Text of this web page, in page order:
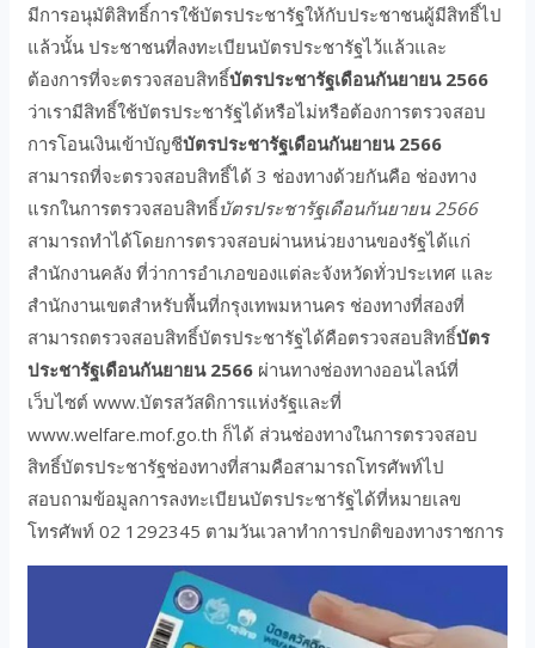
มีการอนุมัติสิทธิ์การใช้บัตรประชารัฐให้กับประชาชนผู้มีสิทธิ์ไป
แล้วนั้น ประชาชนที่ลงทะเบียนบัตรประชารัฐไว้แล้วและ
ต้องการที่จะตรวจสอบสิทธิ์บัตรประชารัฐเดือนกันยายน 2566
ว่าเรามีสิทธิ์ใช้บัตรประชารัฐได้หรือไม่หรือต้องการตรวจสอบ
การโอนเงินเข้าบัญชีบัตรประชารัฐเดือนกันยายน 2566
สามารถที่จะตรวจสอบสิทธิ์ได้ 3 ช่องทางด้วยกันคือ ช่องทาง
แรกในการตรวจสอบสิทธิ์บัตรประชารัฐเดือนกันยายน 2566
สามารถทำได้โดยการตรวจสอบผ่านหน่วยงานของรัฐได้แก่
สำนักงานคลัง ที่ว่าการอำเภอของแต่ละจังหวัดทั่วประเทศ และ
สำนักงานเขตสำหรับพื้นที่กรุงเทพมหานคร ช่องทางที่สองที่
สามารถตรวจสอบสิทธิ์บัตรประชารัฐได้คือตรวจสอบสิทธิ์บัตร
ประชารัฐเดือนกันยายน 2566 ผ่านทางช่องทางออนไลน์ที่
เว็บไซต์ www.บัตรสวัสดิการแห่งรัฐและที่
www.welfare.mof.go.th ก็ได้ ส่วนช่องทางในการตรวจสอบ
สิทธิ์บัตรประชารัฐช่องทางที่สามคือสามารถโทรศัพท์ไป
สอบถามข้อมูลการลงทะเบียนบัตรประชารัฐได้ที่หมายเลข
โทรศัพท์ 02 1292345 ตามวันเวลาทำการปกติของทางราชการ